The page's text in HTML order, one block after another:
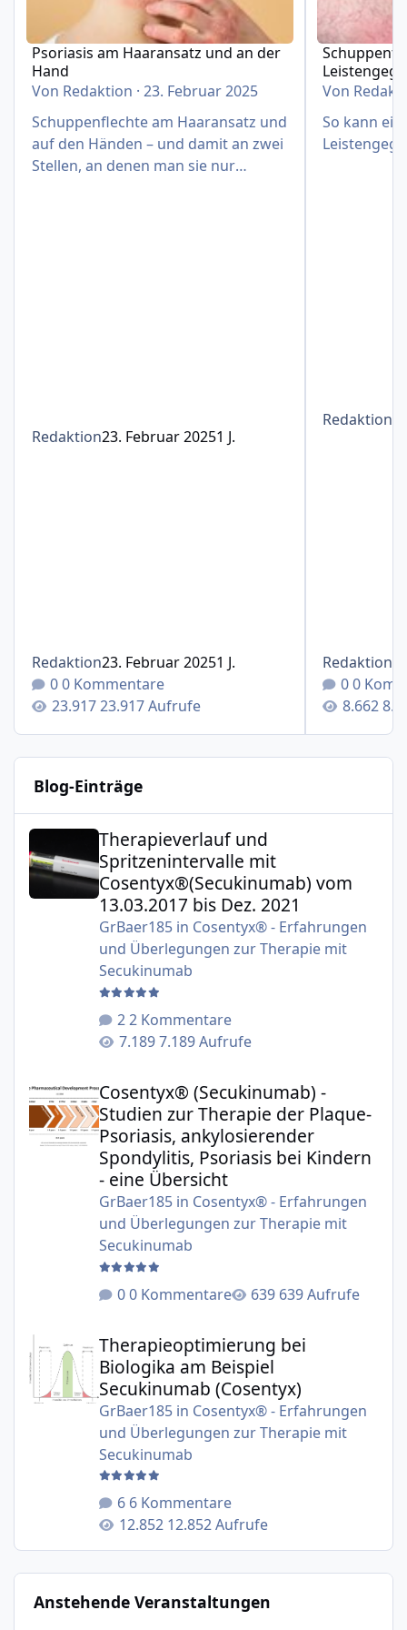
Psoriasis am Haaransatz und an der
Hand
Von Redaktion ·23. Februar 2025
Schuppenflechte am Haaransatz und
auf den Händen – und damit an zwei
Stellen, an denen man sie nur
Redaktion23. Februar 20251 J.
Redaktion23. Februar 20251 J.
0 Kommentare
23.917 Aufrufe
Von
So kann
Redaktion
Redaktion
0
Blog-Einträge
Therapieverlauf und Spritzenintervalle mit
Therapieverlauf und
Spritzenintervalle mit
Cosentyx®(Secukinumab) vom
13.03.2017 bis Dez. 2021
GrBaer185in Cosentyx® - Erfahrungen
und Überlegungen zur Therapie mit
Secukinumab
2 Kommentare
7.189 Aufrufe
Cosentyx® (Secukinumab) -
Studien zur Therapie der Plaque-
Psoriasis, ankylosierender
Spondylitis, Psoriasis bei Kindern
- eine Übersicht
GrBaer185in Cosentyx® - Erfahrungen
und Überlegungen zur Therapie mit
Secukinumab
0 Kommentare
639 Aufrufe
Therapieoptimierung bei Biologika am Beispiel
Therapieoptimierung bei
Biologika am Beispiel
Secukinumab (Cosentyx)
GrBaer185in Cosentyx® - Erfahrungen
und Überlegungen zur Therapie mit
Secukinumab
6 Kommentare
12.852 Aufrufe
Anstehende Veranstaltungen